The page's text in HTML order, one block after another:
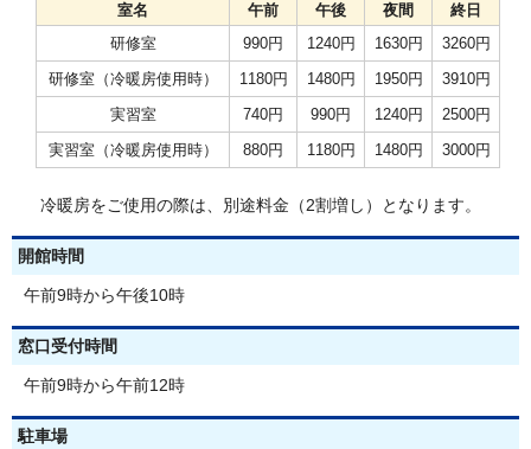
室名
午前 午後 夜間
終日
研修室
990円 1240円 1630円
3260円
研修室（冷暖房使用時）
1180円 1480円 1950円
3910円
実習室
740円 990円 1240円
2500円
実習室（冷暖房使用時）
880円 1180円 1480円 3000円
冷暖房をご使用の際は、別途料金（2割増し）となります。
開館時間
午前9時から午後10時
窓口受付時間
午前9時から午前12時
駐車場